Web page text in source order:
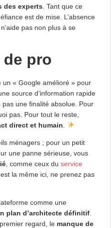
des experts . Tant que ce
est de mise. L’absence
pas non plus à se
pro
« Google amélioré » pour
source d’information rapide
une finalité absolue. Pour
pas. Pour tout le reste,
direct et humain
ménagers ; pour un petit
une panne sérieuse, vous
, comme ceux du service
est la même ici, ne prenez pas
comme une
plan d’architecte définitif
regard, le manque de